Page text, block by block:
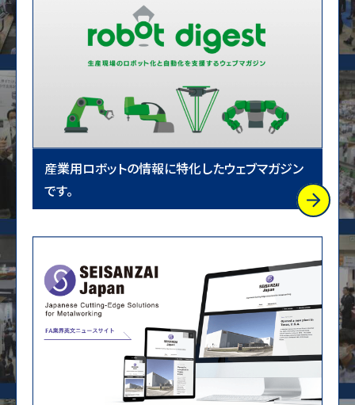
産業用ロボットの情報に特化したウェブマガジン
です。